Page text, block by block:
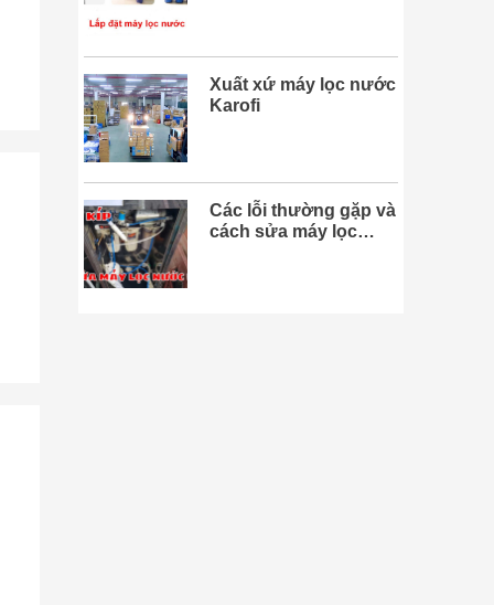
...
Xuất xứ máy lọc nước
Karofi
Các lỗi thường gặp và
cách sửa máy lọc